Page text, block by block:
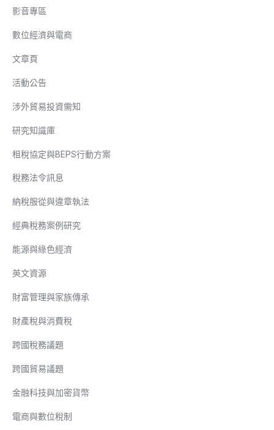
影音專區
數位經濟與電商
文章頁
活動公告
涉外貿易投資需知
研究知識庫
租稅協定與BEPS行動方案
稅務法令訊息
納稅服從與違章執法
經典稅務案例研究
能源與綠色經濟
英文資源
財富管理與家族傳承
財產稅與消費稅
跨國稅務議題
跨國貿易議題
金融科技與加密貨幣
電商與數位稅制